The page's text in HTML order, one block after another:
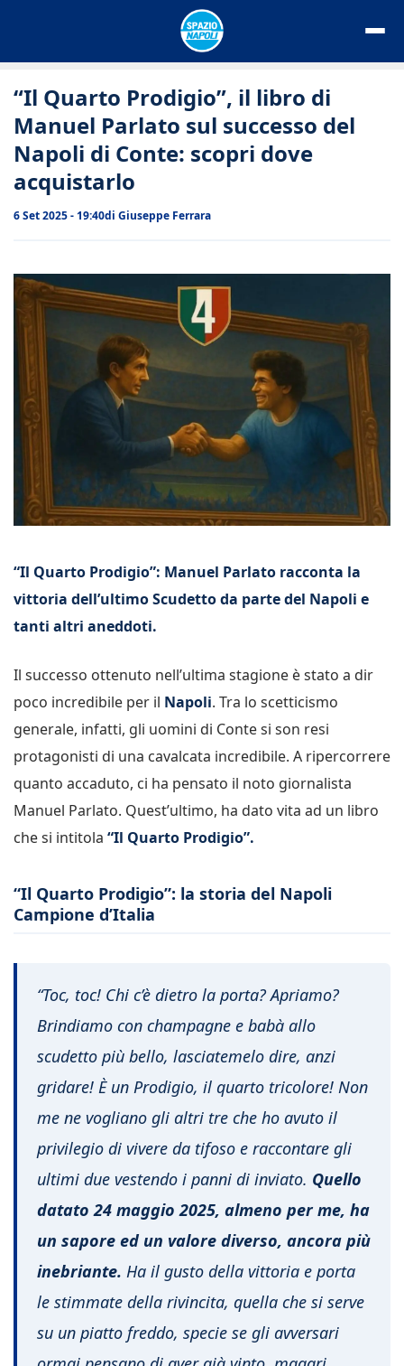
“Il Quarto Prodigio”, il libro di
Manuel Parlato sul successo del
Napoli di Conte: scopri dove
acquistarlo
6 Set 2025 - 19:40di Giuseppe Ferrara
“Il Quarto Prodigio”: Manuel Parlato racconta la
vittoria dell’ultimo Scudetto da parte del Napoli e
tanti altri aneddoti.
Il successo ottenuto nell’ultima stagione è stato a dir
poco incredibile per il Napoli. Tra lo scetticismo
generale, infatti, gli uomini di Conte si son resi
protagonisti di una cavalcata incredibile. A ripercorrere
quanto accaduto, ci ha pensato il noto giornalista
Manuel Parlato. Quest’ultimo, ha dato vita ad un libro
che si intitola “Il Quarto Prodigio”.
“Il Quarto Prodigio”: la storia del Napoli
Campione d’Italia
“Toc, toc! Chi c’è dietro la porta? Apriamo?
Brindiamo con champagne e babà allo
scudetto più bello, lasciatemelo dire, anzi
gridare! È un Prodigio, il quarto tricolore! Non
me ne vogliano gli altri tre che ho avuto il
privilegio di vivere da tifoso e raccontare gli
ultimi due vestendo i panni di inviato. Quello
datato 24 maggio 2025, almeno per me, ha
un sapore ed un valore diverso, ancora più
inebriante. Ha il gusto della vittoria e porta
le stimmate della rivincita, quella che si serve
su un piatto freddo, specie se gli avversari